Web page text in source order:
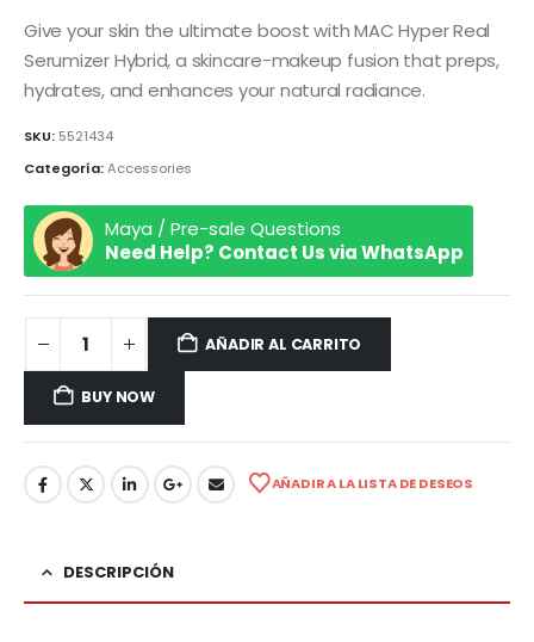
Give your skin the ultimate boost with MAC Hyper Real
Serumizer Hybrid, a skincare-makeup fusion that preps,
hydrates, and enhances your natural radiance.
SKU: 5521434
Categoría:Accessories
Maya / Pre-sale Questions
Need Help? Contact Us via WhatsApp
AÑADIR AL CARRITO
BUY NOW
AÑADIR A LA LISTA DE DESEOS
DESCRIPCIÓN